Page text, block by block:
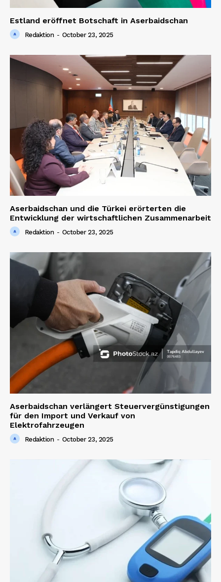
News Week
SUBSCRIBE NOW
Company
About us
Contact us
Estland eröffnet Botschaft in Aserbaidschan
Redaktion - October 23, 2025
Aserbaidschan und die Türkei erörterten die
Entwicklung der wirtschaftlichen Zusammenarbeit
Redaktion - October 23, 2025
Aserbaidschan verlängert Steuervergünstigungen
für den Import und Verkauf von
Elektrofahrzeugen
Redaktion - October 23, 2025